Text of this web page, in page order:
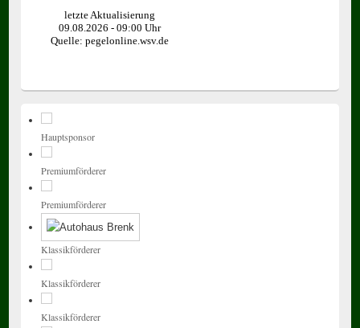
Hauptsponsor
Premiumförderer
Premiumförderer
Klassikförderer
Klassikförderer
Klassikförderer